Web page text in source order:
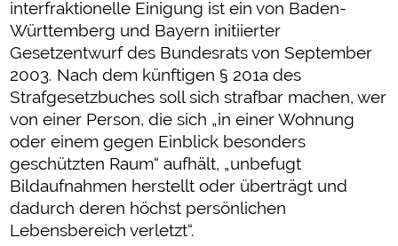
interfraktionelle Einigung ist ein von Baden-
Württemberg und Bayern initiierter
Gesetzentwurf des Bundesrats von September
2003. Nach dem künftigen § 201a des
Strafgesetzbuches soll sich strafbar machen, wer
von einer Person, die sich „in einer Wohnung
oder einem gegen Einblick besonders
geschützten Raum“ aufhält, „unbefugt
Bildaufnahmen herstellt oder überträgt und
dadurch deren höchst persönlichen
Lebensbereich verletzt“.